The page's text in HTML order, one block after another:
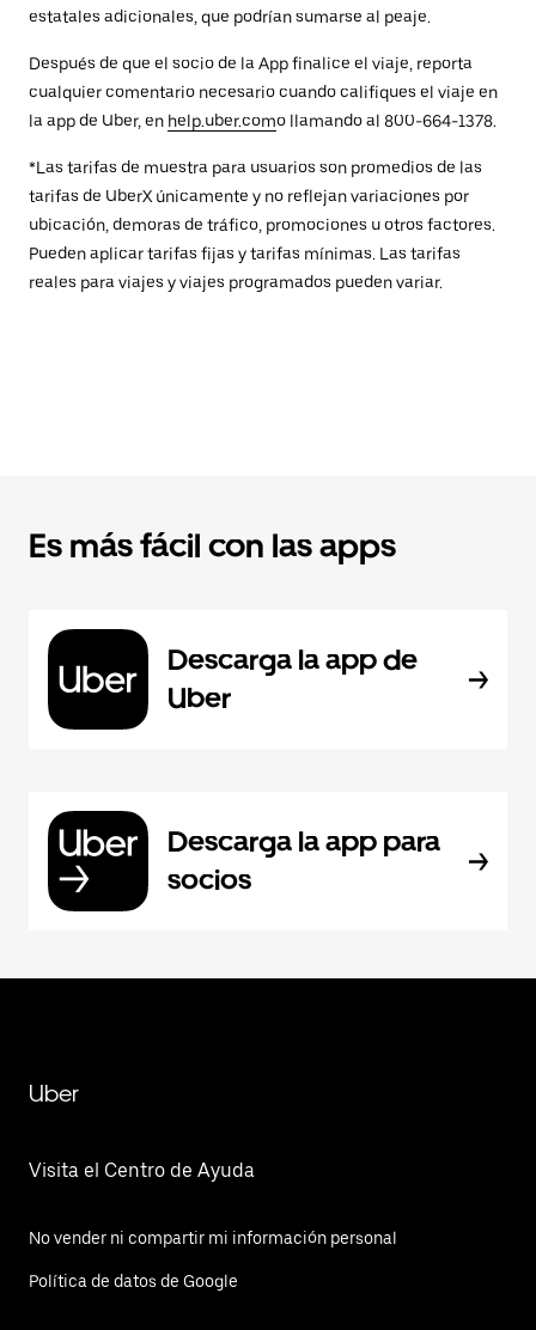
estatales adicionales, que podrían sumarse al peaje.
Después de que el socio de la App finalice el viaje, reporta
cualquier comentario necesario cuando califiques el viaje en
la app de Uber, en help.uber.como llamando al 800-664-1378.
*Las tarifas de muestra para usuarios son promedios de las
tarifas de UberX únicamente y no reflejan variaciones por
ubicación, demoras de tráfico, promociones u otros factores.
Pueden aplicar tarifas fijas y tarifas mínimas. Las tarifas
reales para viajes y viajes programados pueden variar.
Es más fácil con las apps
Descarga la app de
Uber
Descarga la app para
socios
Uber
Visita el Centro de Ayuda
No vender ni compartir mi información personal
Política de datos de Google